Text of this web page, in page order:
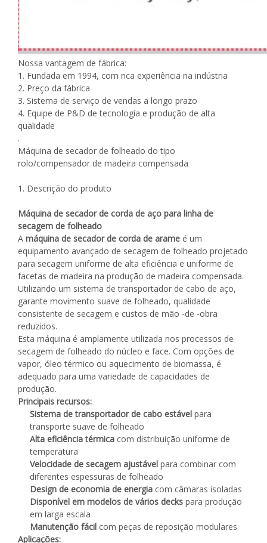
Nossa vantagem de fábrica:
1. Fundada em 1994, com rica experiência na indústria
2. Preço da fábrica
3. Sistema de serviço de vendas a longo prazo
4. Equipe de P&D de tecnologia e produção de alta
qualidade
.
Máquina de secador de folheado do tipo
rolo/compensador de madeira compensada
1. Descrição do produto
Máquina de secador de corda de aço para linha de
secagem de folheado
A máquina de secador de corda de arame é um
equipamento avançado de secagem de folheado projetado
para secagem uniforme de alta eficiência e uniforme de
facetas de madeira na produção de madeira compensada.
Utilizando um sistema de transportador de cabo de aço,
garante movimento suave de folheado, qualidade
consistente de secagem e custos de mão -de -obra
reduzidos.
Esta máquina é amplamente utilizada nos processos de
secagem de folheado do núcleo e face. Com opções de
vapor, óleo térmico ou aquecimento de biomassa, é
adequado para uma variedade de capacidades de
produção.
Principais recursos:
Sistema de transportador de cabo estável para
transporte suave de folheado
Alta eficiência térmica com distribuição uniforme de
temperatura
Velocidade de secagem ajustável para combinar com
diferentes espessuras de folheado
Design de economia de energia com câmaras isoladas
Disponível em modelos de vários decks para produção
em larga escala
Manutenção fácil com peças de reposição modulares
Aplicações: